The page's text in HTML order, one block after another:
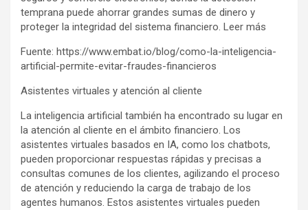
temprana puede ahorrar grandes sumas de dinero y
proteger la integridad del sistema financiero. Leer más
Fuente: https://www.embat.io/blog/como-la-inteligencia-
artificial-permite-evitar-fraudes-financieros
Asistentes virtuales y atención al cliente
La inteligencia artificial también ha encontrado su lugar en
la atención al cliente en el ámbito financiero. Los
asistentes virtuales basados en IA, como los chatbots,
pueden proporcionar respuestas rápidas y precisas a
consultas comunes de los clientes, agilizando el proceso
de atención y reduciendo la carga de trabajo de los
agentes humanos. Estos asistentes virtuales pueden